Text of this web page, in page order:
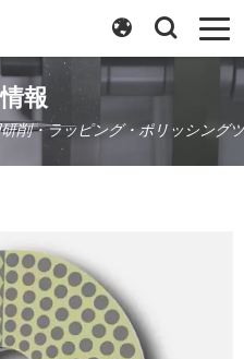
報
削・ラッピング・ポリッシング